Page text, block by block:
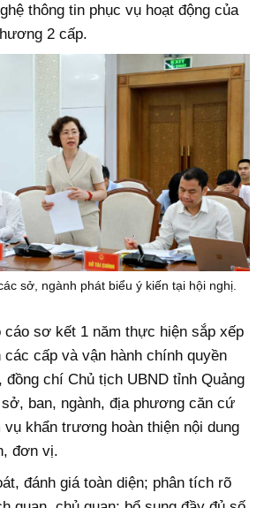
thông tin phục vụ hoạt động của
2 cấp.
sở, ngành phát biểu ý kiến tại hội nghị.
cáo sơ kết 1 năm thực hiện sắp xếp
cấp và vận hành chính quyền
chí Chủ tịch UBND tỉnh Quảng
ban, ngành, địa phương căn cứ
khẩn trương hoàn thiện nội dung
đơn vị.
đánh giá toàn diện; phân tích rõ